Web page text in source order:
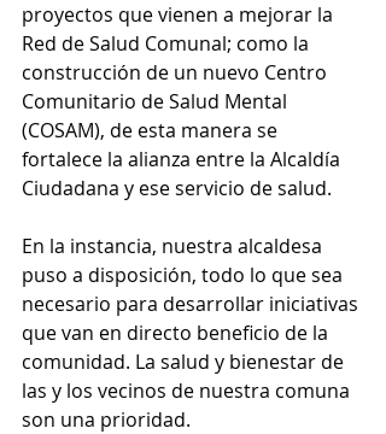
proyectos que vienen a mejorar la
Red de Salud Comunal; como la
construcción de un nuevo Centro
Comunitario de Salud Mental
(COSAM), de esta manera se
fortalece la alianza entre la Alcaldía
Ciudadana y ese servicio de salud.
En la instancia, nuestra alcaldesa
puso a disposición, todo lo que sea
necesario para desarrollar iniciativas
que van en directo beneficio de la
comunidad. La salud y bienestar de
las y los vecinos de nuestra comuna
son una prioridad.